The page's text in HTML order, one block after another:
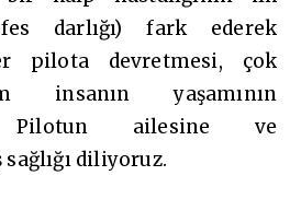
darlığı) fark ederek
pilota devretmesi, çok
insanın yaşamının
Pilotun ailesine ve
sağlığı diliyoruz.